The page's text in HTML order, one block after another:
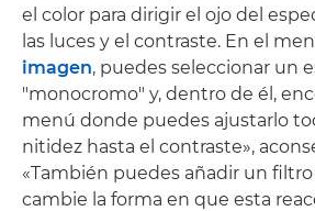
el color para dirigir el ojo del
las luces y el contraste. En el
imagen, puedes seleccionar un
"monocromo" y, dentro de él,
menú donde puedes ajustarlo
nitidez hasta el contraste»,
«También puedes añadir un filtro
cambie la forma en que esta